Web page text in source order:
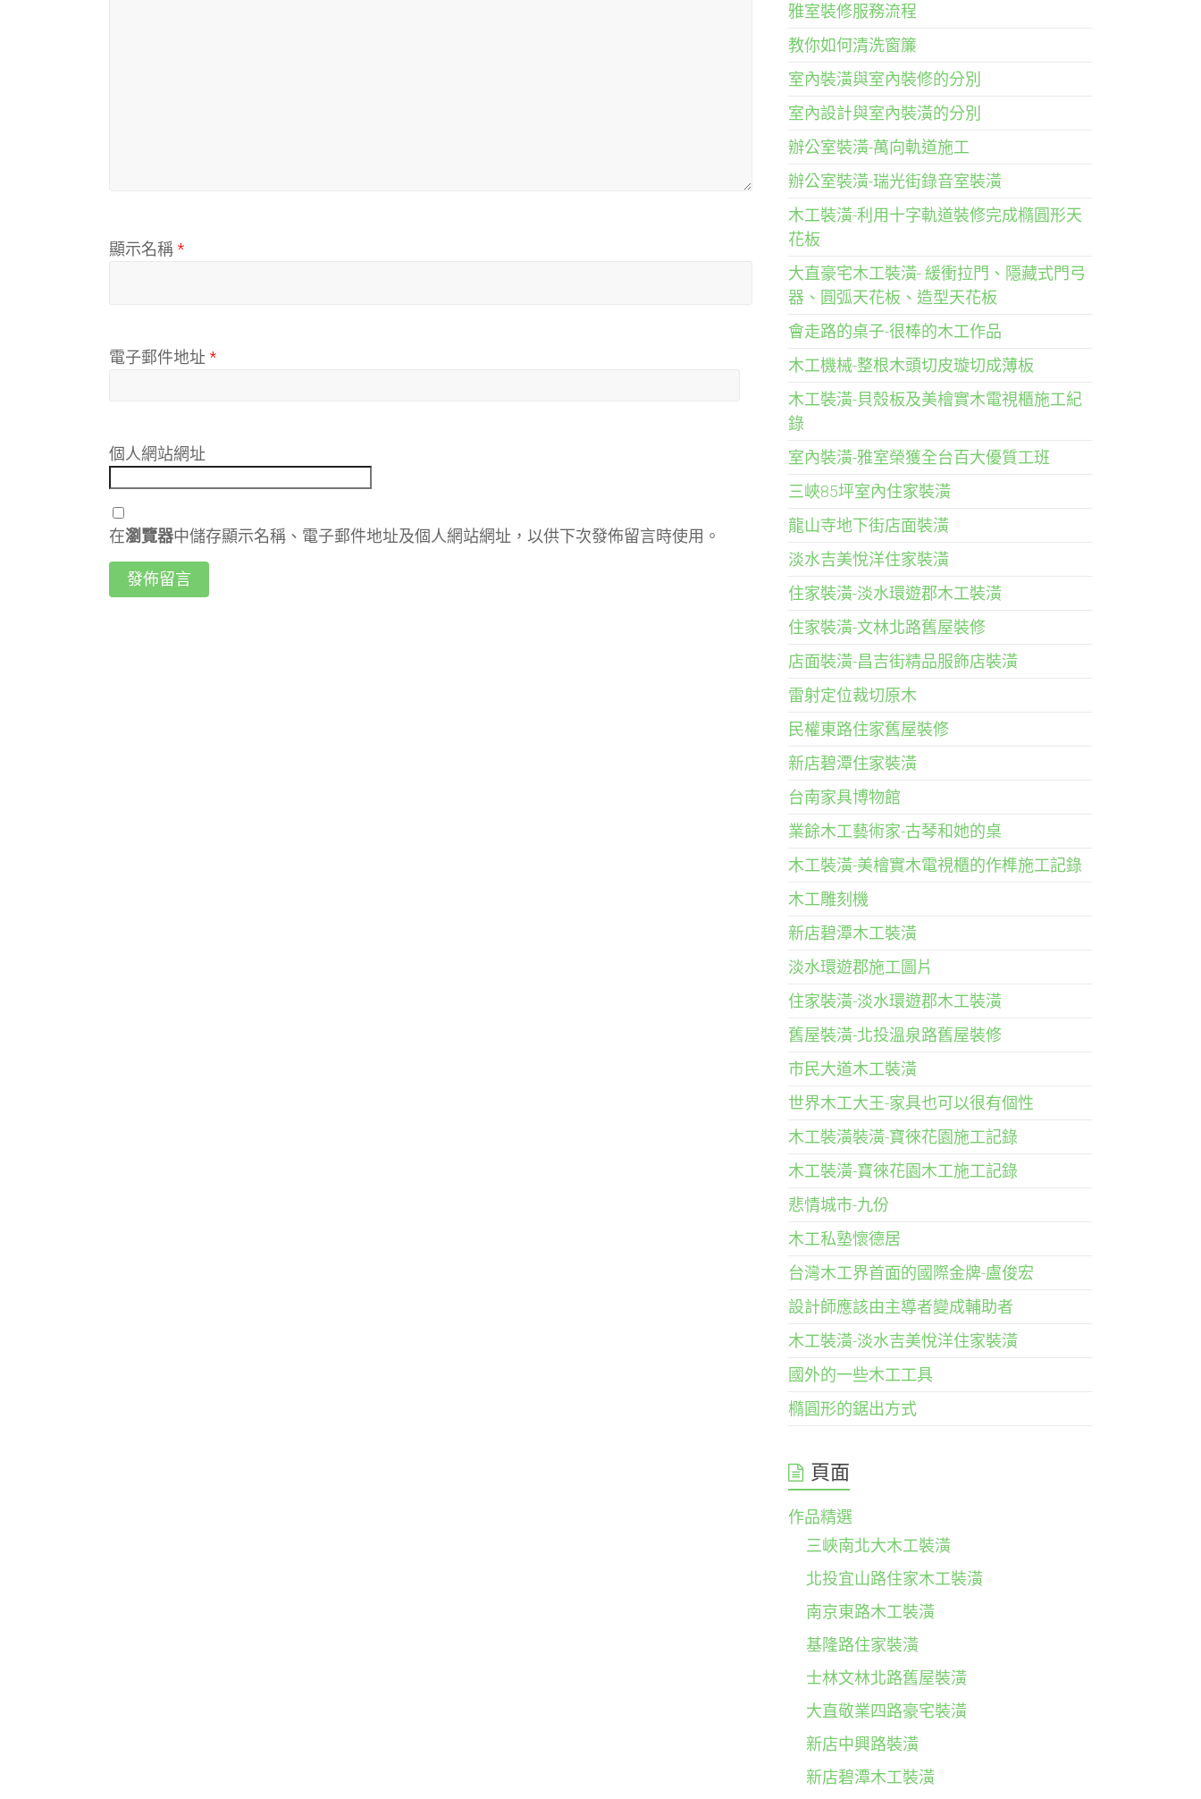
顯示名稱*
電子郵件地址 *
個人網站網址
在瀏覽器中儲存顯示名稱、電子郵件地址及個人網站網址，以供下次發佈留言時使用。
雅室裝修服務流程
教你如何清洗窗簾
室內裝潢與室內裝修的分別
室內設計與室內裝潢的分別
辦公室裝潢-萬向軌道施工
辦公室裝潢-瑞光街錄音室裝潢
木工裝潢-利用十字軌道裝修完成橢圓形天
花板
大直豪宅木工裝潢- 緩衝拉門、隱藏式門弓
器、圓弧天花板、造型天花板
會走路的桌子-很棒的木工作品
木工機械-整根木頭切皮璇切成薄板
木工裝潢-貝殼板及美檜實木電視櫃施工紀
錄
室內裝潢-雅室榮獲全台百大優質工班
三峽85坪室內住家裝潢
龍山寺地下街店面裝潢
淡水吉美悅洋住家裝潢
住家裝潢-淡水環遊郡木工裝潢
住家裝潢-文林北路舊屋裝修
店面裝潢-昌吉街精品服飾店裝潢
雷射定位裁切原木
民權東路住家舊屋裝修
新店碧潭住家裝潢
台南家具博物館
業餘木工藝術家-古琴和她的桌
木工裝潢-美檜實木電視櫃的作榫施工記錄
木工雕刻機
新店碧潭木工裝潢
淡水環遊郡施工圖片
住家裝潢-淡水環遊郡木工裝潢
舊屋裝潢-北投溫泉路舊屋裝修
市民大道木工裝潢
世界木工大王-家具也可以很有個性
木工裝潢裝潢-寶徠花園施工記錄
木工裝潢-寶徠花園木工施工記錄
悲情城市-九份
木工私塾懷德居
台灣木工界首面的國際金牌-盧俊宏
設計師應該由主導者變成輔助者
木工裝潢-淡水吉美悅洋住家裝潢
國外的一些木工工具
橢圓形的鋸出方式
頁面
作品精選
三峽南北大木工裝潢
北投宜山路住家木工裝潢
南京東路木工裝潢
基隆路住家裝潢
士林文林北路舊屋裝潢
大直敬業四路豪宅裝潢
新店中興路裝潢
新店碧潭木工裝潢